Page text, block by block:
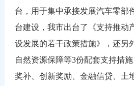
台，用于集中承接发展汽车零部
台建设，我市出台了《支持推动
设发展的若干政策措施》，还另
自然资源保障等3份配套支持措
奖补、创新奖励、金融信贷、土